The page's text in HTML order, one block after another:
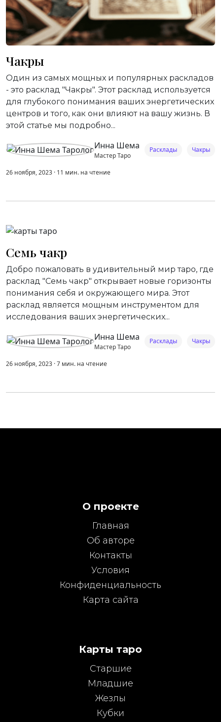
Чакры
Один из самых мощных и популярных раскладов
- это расклад "Чакры". Этот расклад используется
для глубокого понимания ваших энергетических
центров и того, как они влияют на вашу жизнь. В
этой статье мы подробно...
Инна Шема
Мастер Таро
Расклады Чакры
26 ноября, 2023 · 11 мин. на чтение
Семь чакр
Добро пожаловать в удивительный мир таро, где
расклад "Семь чакр" открывает новые горизонты
понимания себя и окружающего мира. Этот
расклад является мощным инструментом для
исследования ваших энергетических...
Инна Шема
Мастер Таро
Расклады Чакры
26 ноября, 2023 ·7 мин. на чтение
О проекте
Главная
Об авторе
Контакты
Условия
Конфиденциальность
Карта сайта
Карты таро
Старшие
Младшие
Жезлы
Кубки